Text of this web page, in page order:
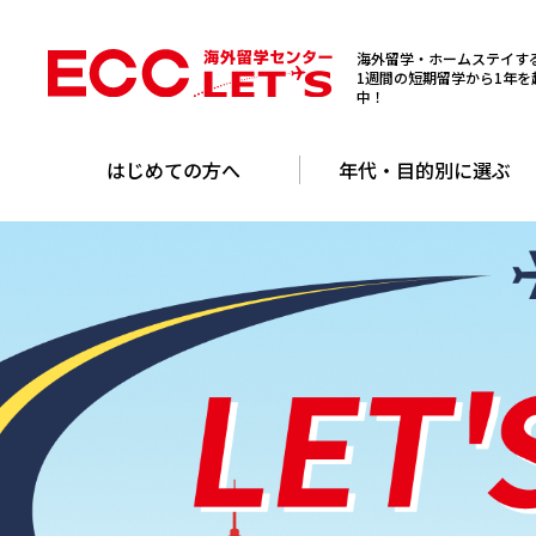
海外留学・ホームステイす
1週間の短期留学から1年
中！
はじめての方へ 年代・目的別に選ぶ